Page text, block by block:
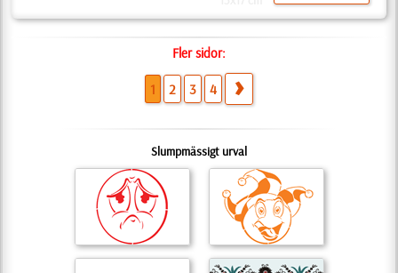
Fler sidor:
1 2 3 4
Slumpmässigt urval